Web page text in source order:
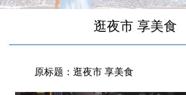
逛夜市 享美食
原标题：逛夜市 享美食